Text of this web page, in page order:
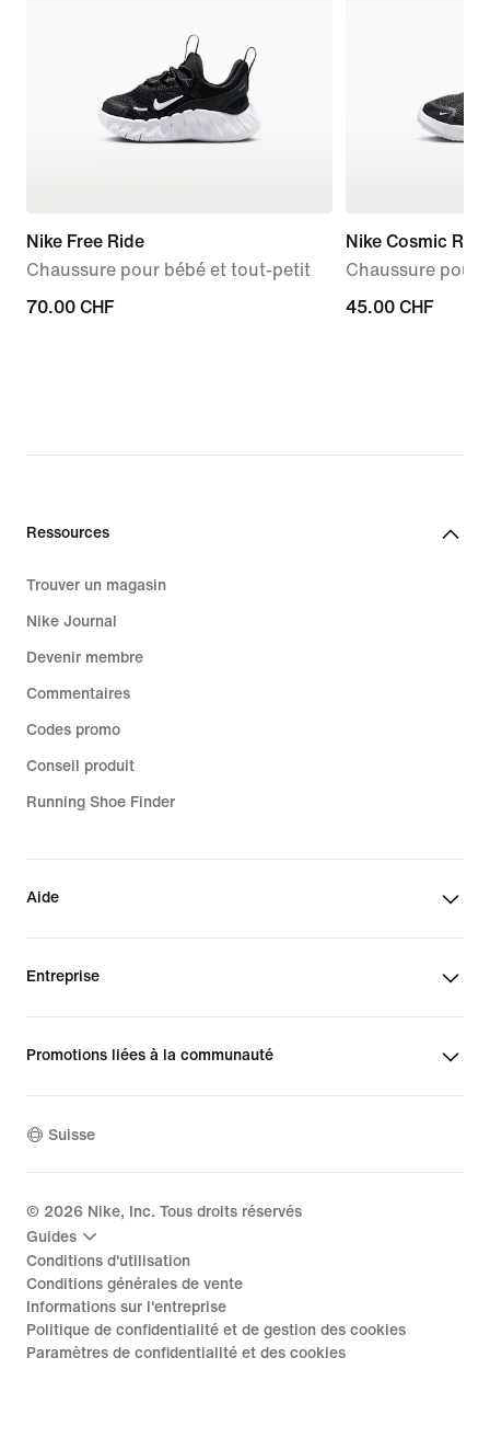
Nike Free Ride
Chaussure pour bébé et tout-petit
70.00 CHF
70.00 CHF
Nike Cosmic
Chaussure pour
45.00 CHF
45.00 CHF
Ressources
Trouver un magasin
Nike Journal
Devenir membre
Commentaires
Codes promo
Conseil produit
Running Shoe Finder
Aide
Entreprise
Promotions liées à la communauté
Suisse
© 2026 Nike, Inc. Tous droits réservés
Guides
Conditions d'utilisation
Conditions générales de vente
Informations sur l'entreprise
Politique de confidentialité et de gestion des cookies
Paramètres de confidentialité et des cookies